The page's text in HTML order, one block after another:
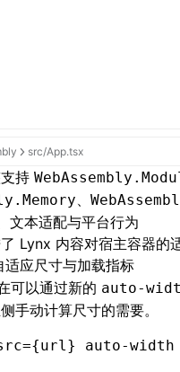
src/App.tsx
持
、
文本适配与平台行为
Lynx 内容对宿主容器的
适应尺寸与加载指标
可以通过新的 auto-
手动计算尺寸的需要。
={url} auto-width